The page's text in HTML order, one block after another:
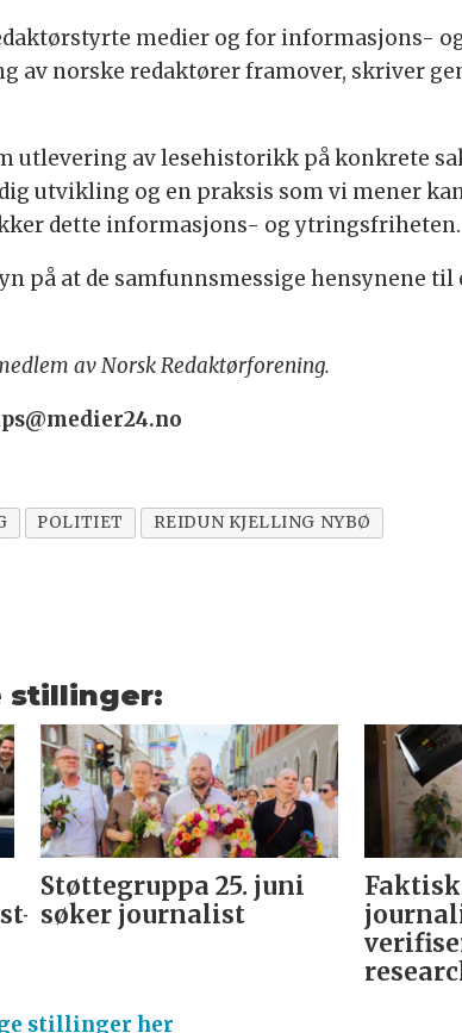
medier og for informasjons-
av norske redaktører framover, skriver
utlevering av lesehistorikk på konkrete
utvikling og en praksis som vi mener
dette informasjons- og ytringsfriheten.
på at de samfunnsmessige hensynene
av Norsk Redaktørforening.
POLITIET REIDUN KJELLING NYBØ
stillinger:
Støttegruppa 25. juni
søker journalist
stillinger her